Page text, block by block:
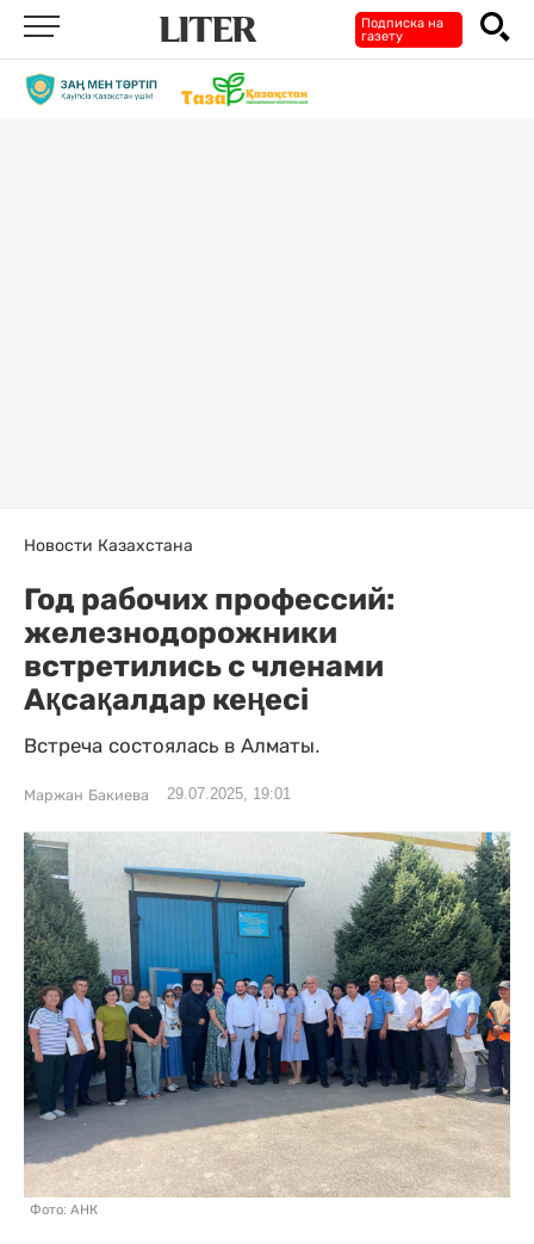
Подписка на
газету
Новости Казахстана
Год рабочих профессий:
железнодорожники
встретились с членами
Ақсақалдар кеңесі
Встреча состоялась в Алматы.
Маржан Бакиева 29.07.2025, 19:01
Фото: АНК